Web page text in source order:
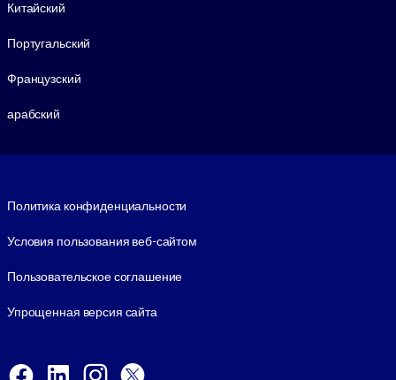
Китайский
Португальский
Французский
арабский
Политика конфиденциальности
Условия пользования веб-сайтом
Пользовательское соглашение
Упрощенная версия сайта